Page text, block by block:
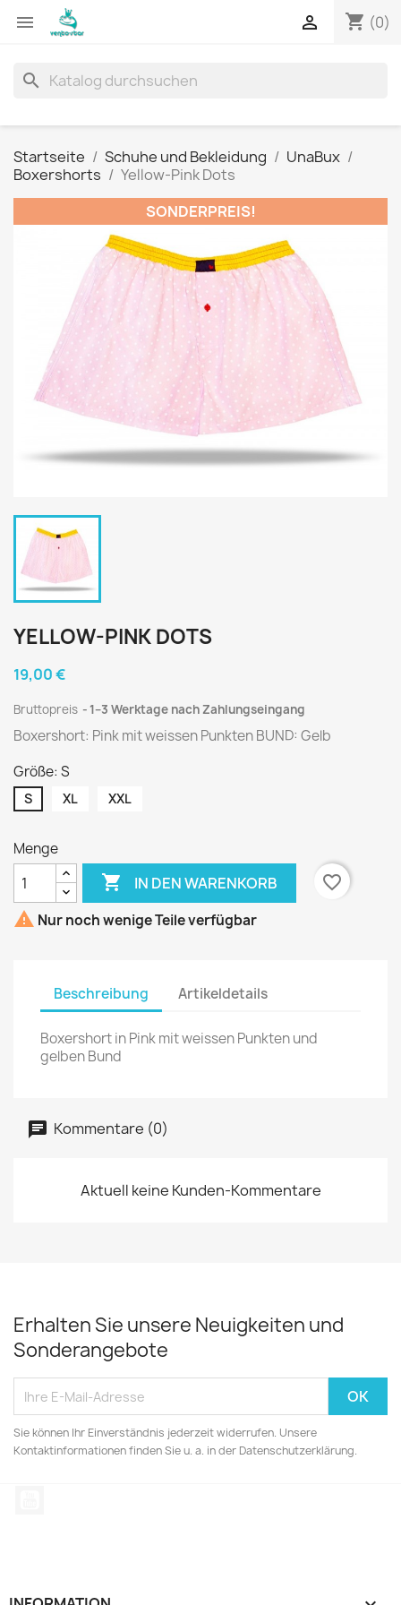
 shopping_cart (0)

search
Startseite Schuhe und Bekleidung
UnaBux
Boxershorts
Yellow-Pink Dots
SONDERPREIS!
YELLOW-PINK DOTS
19,00 €
Bruttopreis 1–3 Werktage nach Zahlungseingang
Boxershort: Pink mit weissen Punkten BUND: Gelb
Größe: S
S XL XXL
Menge
 IN DEN WARENKORB
favorite_border
 Nur noch wenige Teile verfügbar
Beschreibung Artikeldetails
Boxershort in Pink mit weissen Punkten und
gelben Bund
Kommentare (0)
Aktuell keine Kunden-Kommentare
Erhalten Sie unsere Neuigkeiten und
Sonderangebote
Sie können Ihr Einverständnis jederzeit widerrufen. Unsere
Kontaktinformationen finden Sie u. a. in der Datenschutzerklärung.